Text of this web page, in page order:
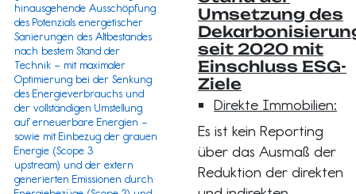
hinausgehende Ausschöpfung
des Potenzials energetischer
Sanierungen des Altbestandes
nach bestem Stand der
Technik – mit maximaler
Optimierung bei der Senkung
des Energieverbrauchs und
der vollständigen Umstellung
auf erneuerbare Energien –
sowie mit Einbezug der grauen
Energie (Scope 3
upstream) und der extern
generierten Emissionen durch
Umsetzung des
seit 2020 mit
Einschluss ESG-
Ziele
Direkte Immobilien:
Es ist kein Reporting
über das Ausmaß der
Reduktion der direkten